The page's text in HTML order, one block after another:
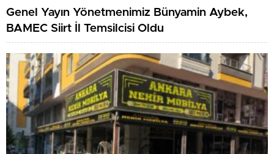
Genel Yayın Yönetmenimiz Bünyamin Aybek,
BAMEC Siirt İl Temsilcisi Oldu